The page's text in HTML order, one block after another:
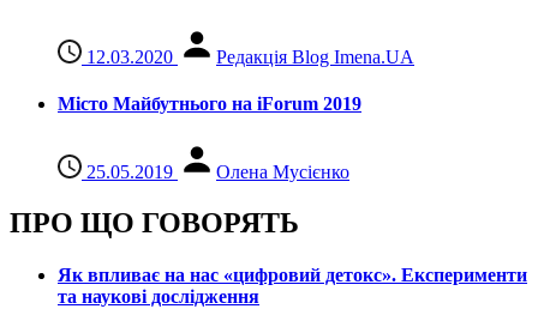
12.03.2020 Редакція Blog Imena.UA
Місто Майбутнього на iForum 2019
25.05.2019 Олена Мусієнко
ПРО ЩО ГОВОРЯТЬ
Як впливає на нас «цифровий детокс». Експерименти
та наукові дослідження